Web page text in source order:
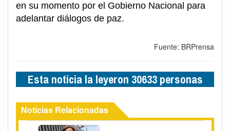
en su momento por el Gobierno Nacional para
adelantar diálogos de paz.
Fuente: BRPrensa
Esta noticia la leyeron 30633 personas
Noticias Relacionadas